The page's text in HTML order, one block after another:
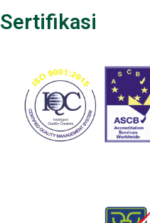
Sertifikasi